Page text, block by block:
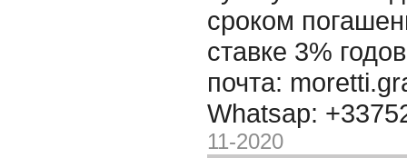
сроком
ставке 3%
почта:
Whatsap:
11-2020